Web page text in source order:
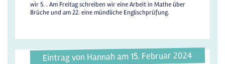
wir 5. . Am Freitag schreiben wir eine Arbeit in Mathe über
Brüche und am 22. eine mündliche Englischprüfung.
Eintrag von Hannah am 15. Februar 2024